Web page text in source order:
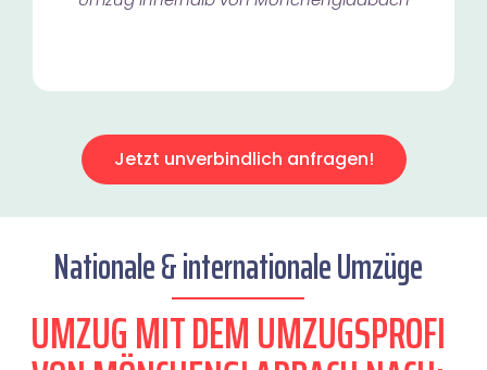
Jetzt unverbindlich anfragen!
Nationale & internationale Umzüge
UMZUG MIT DEM UMZUGSPROFI